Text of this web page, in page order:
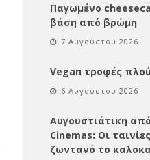
Παγωμένο
βάση από βρώμη
7 Αυγούστου 2026
Vegan τροφές
6 Αυγούστου 2026
Αυγουστιάτικη
Cinemas: Οι
ζωντανό το